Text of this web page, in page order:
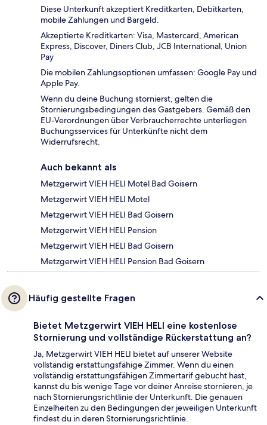
Diese Unterkunft akzeptiert Kreditkarten, Debitkarten,
mobile Zahlungen und Bargeld.
Akzeptierte Kreditkarten: Visa, Mastercard, American
Express, Discover, Diners Club, JCB International, Union
Pay
Die mobilen Zahlungsoptionen umfassen: Google Pay und
Apple Pay.
Wenn du deine Buchung stornierst, gelten die
Stornierungsbedingungen des Gastgebers. Gemäß den
EU-Verordnungen über Verbraucherrechte unterliegen
Buchungsservices für Unterkünfte nicht dem
Widerrufsrecht.
Auch bekannt als
Metzgerwirt VIEH HELI Motel Bad Goisern
Metzgerwirt VIEH HELI Motel
Metzgerwirt VIEH HELI Bad Goisern
Metzgerwirt VIEH HELI Pension
Metzgerwirt VIEH HELI Bad Goisern
Metzgerwirt VIEH HELI Pension Bad Goisern
Häufig gestellte Fragen
Bietet Metzgerwirt VIEH HELI eine kostenlose
Stornierung und vollständige Rückerstattung an?
Ja, Metzgerwirt VIEH HELI bietet auf unserer Website
vollständig erstattungsfähige Zimmer. Wenn du einen
vollständig erstattungsfähigen Zimmertarif gebucht hast,
kannst du bis wenige Tage vor deiner Anreise stornieren, je
nach Stornierungsrichtlinie der Unterkunft. Die genauen
Einzelheiten zu den Bedingungen der jeweiligen Unterkunft
findest du in deren Stornierungsrichtlinie.